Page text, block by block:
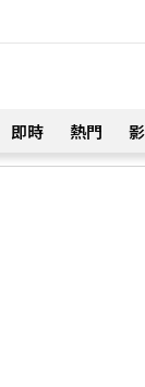
即時 熱門